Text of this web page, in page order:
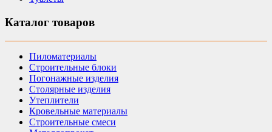
Каталог товаров
Пиломатериалы
Строительные блоки
Погонажные изделия
Столярные изделия
Утеплители
Кровельные материалы
Строительные смеси